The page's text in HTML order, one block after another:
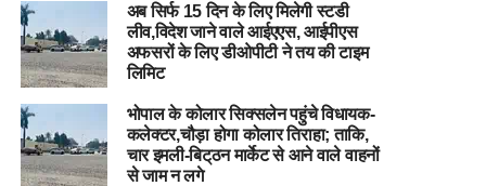
अब सिर्फ 15 दिन के लिए मिलेगी स्टडी
लीव,विदेश जाने वाले आईएएस, आईपीएस
अफसरों के लिए डीओपीटी ने तय की टाइम
लिमिट
भोपाल के कोलार सिक्सलेन पहुंचे विधायक-
कलेक्टर,चौड़ा होगा कोलार तिराहा; ताकि,
चार इमली-बिट्‌ठन मार्केट से आने वाले वाहनों
से जाम न लगे